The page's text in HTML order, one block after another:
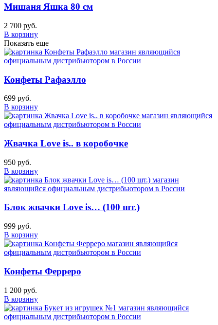
Мишаня Яшка 80 см
2 700 руб.
В корзину
Показать еще
Конфеты Рафаэлло
699 руб.
В корзину
Жвачка Love is.. в коробочке
950 руб.
В корзину
Блок жвачки Love is… (100 шт.)
999 руб.
В корзину
Конфеты Ферреро
1 200 руб.
В корзину